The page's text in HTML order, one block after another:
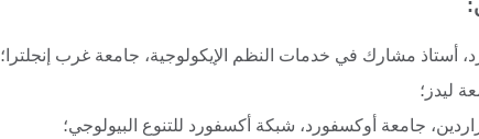
أستاذ مشارك في خدمات النظم الإيكولوجية، جامعة غرب إنجلترا؛
ليدز؛
جامعة أوكسفورد، شبكة أكسفورد للتنوع البيولوجي؛